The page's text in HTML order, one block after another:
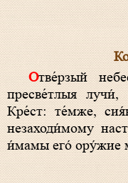
Отве́рзый небеса́ заключе́нная, на небеси́
пресве́тлыя
Кре́ст: те́мже,
незаходи́мому
и́мамы его́ ору́жие